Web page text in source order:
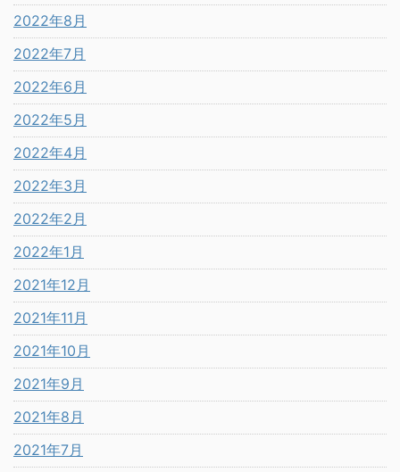
2022年8月
2022年7月
2022年6月
2022年5月
2022年4月
2022年3月
2022年2月
2022年1月
2021年12月
2021年11月
2021年10月
2021年9月
2021年8月
2021年7月